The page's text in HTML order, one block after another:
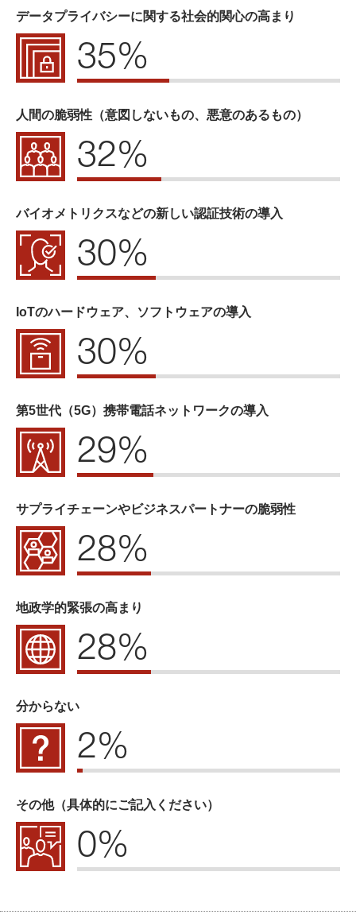
データプライバシーに関する社会的関心の高まり
35%
人間の脆弱性（意図しないもの、悪意のあるもの）
32%
バイオメトリクスなどの新しい認証技術の導入
30%
IoTのハードウェア、ソフトウェアの導入
30%
第5世代（5G）携帯電話ネットワークの導入
29%
サプライチェーンやビジネスパートナーの脆弱性
28%
地政学的緊張の高まり
28%
分からない
2%
その他（具体的にご記入ください）
0%